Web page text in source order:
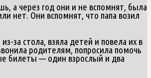
а через год они и не вспомнят, была
нет. Они вспомнят, что папа возил
за стола, взяла детей и повела их в
родителям, попросила помочь
билеты — один взрослый и два